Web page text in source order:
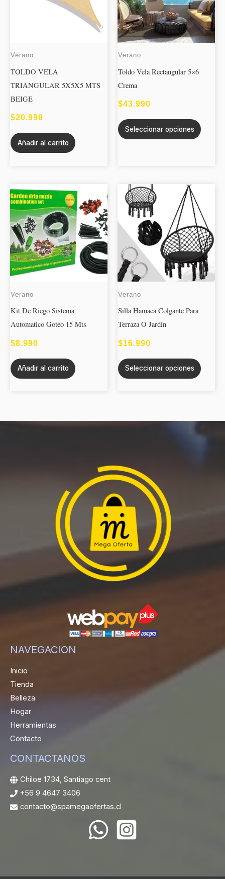
Verano
TOLDO VELA
TRIANGULAR 5X5X5 MTS
BEIGE
$20.990
Añadir al carrito
Verano
Toldo Vela Rectangular 5×6
Crema
$43.990
Seleccionar opciones
Las
de
Verano
Kit De Riego Sistema
Automatico Goteo 15 Mts
$8.990
Añadir al carrito
Verano
Silla Hamaca Colgante Para
Terraza O Jardín
$16.990
Seleccionar opciones
tiene
Las
de
NAVEGACION
Inicio
Tienda
Belleza
Hogar
Herramientas
Contacto
CONTACTANOS
Chiloe 1734, Santiago cent
+56 9 4647 3406
contacto@spamegaofertas.cl